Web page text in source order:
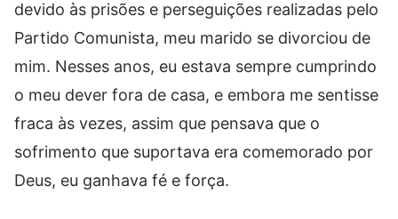
devido às prisões e perseguições realizadas pelo
Partido Comunista, meu marido se divorciou de
mim. Nesses anos, eu estava sempre cumprindo
o meu dever fora de casa, e embora me sentisse
fraca às vezes, assim que pensava que o
sofrimento que suportava era comemorado por
Deus, eu ganhava fé e força.